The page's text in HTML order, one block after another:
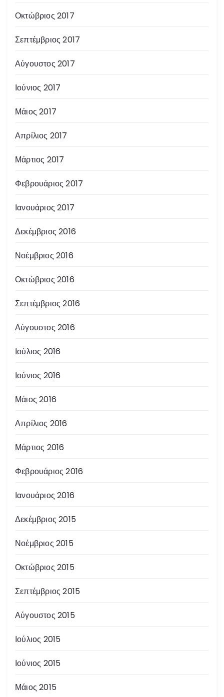
Οκτώβριος 2017
Σεπτέμβριος 2017
Αύγουστος 2017
Ιούνιος 2017
Μάιος 2017
Απρίλιος 2017
Μάρτιος 2017
Φεβρουάριος 2017
Ιανουάριος 2017
Δεκέμβριος 2016
Νοέμβριος 2016
Οκτώβριος 2016
Σεπτέμβριος 2016
Αύγουστος 2016
Ιούλιος 2016
Ιούνιος 2016
Μάιος 2016
Απρίλιος 2016
Μάρτιος 2016
Φεβρουάριος 2016
Ιανουάριος 2016
Δεκέμβριος 2015
Νοέμβριος 2015
Οκτώβριος 2015
Σεπτέμβριος 2015
Αύγουστος 2015
Ιούλιος 2015
Ιούνιος 2015
Μάιος 2015